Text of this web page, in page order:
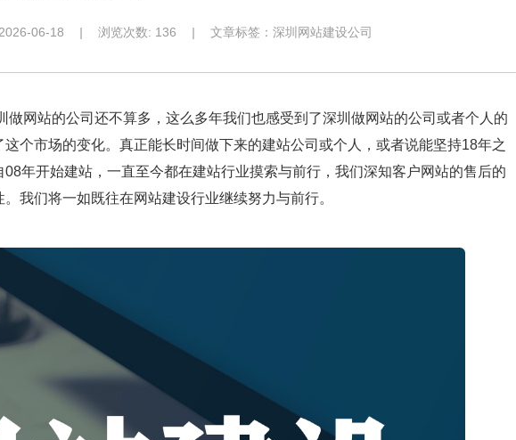
06-18 | 浏览次数: 136 | 文章标签： 深圳网站建设公司
做网站的公司还不算多，这么多年我们也感受到了深圳做网站的公司或者个人的
个市场的变化。真正能长时间做下来的建站公司或个人，或者说能坚持18年之
年开始建站，一直至今都在建站行业摸索与前行，我们深知客户网站的售后的
我们将一如既往在网站建设行业继续努力与前行。